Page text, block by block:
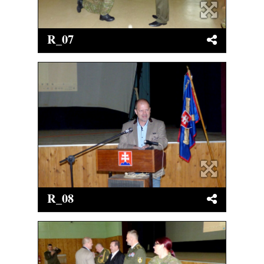
R_07
R_08